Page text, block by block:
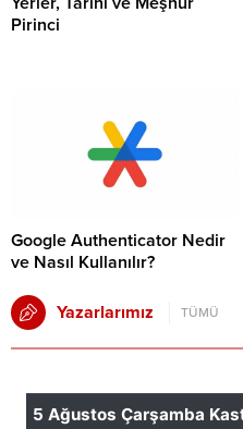
Pirinci
Google Authenticator Nedir
ve Nasıl Kullanılır?
Yazarlarımız TÜMÜ